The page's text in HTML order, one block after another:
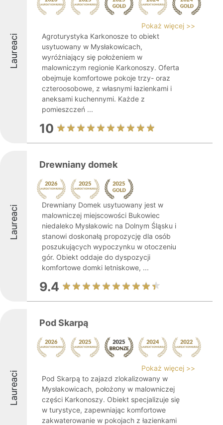
Laureaci
Pokaż więcej >>
Agroturystyka Karkonosze to obiekt
usytuowany w Mysłakowicach,
wyróżniający się położeniem w
malowniczym regionie Karkonoszy. Oferta
obejmuje komfortowe pokoje trzy- oraz
czteroosobowe, z własnymi łazienkami i
aneksami kuchennymi. Każde z
pomieszczeń ...
10
Laureaci
Drewniany domek
Drewniany Domek usytuowany jest w
malowniczej miejscowości Bukowiec
niedaleko Mysłakowic na Dolnym Śląsku i
stanowi doskonałą propozycję dla osób
poszukujących wypoczynku w otoczeniu
gór. Obiekt oddaje do dyspozycji
komfortowe domki letniskowe, ...
9.4
Laureaci
Pod Skarpą
Pokaż więcej >>
Pod Skarpą to zajazd zlokalizowany w
Mysłakowicach, położony w malowniczej
części Karkonoszy. Obiekt specjalizuje się
w turystyce, zapewniając komfortowe
zakwaterowanie w pokojach z łazienkami